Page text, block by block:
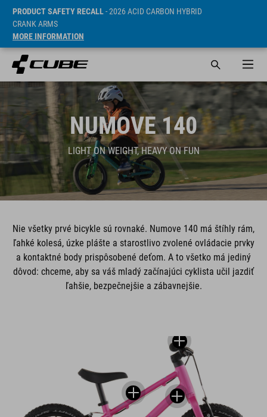
PRODUCT SAFETY RECALL- 2026 ACID CARBON HYBRID
CRANK ARMS
MORE INFORMATION
NUMOVE 140
LIGHT ON WEIGHT, HEAVY ON FUN
Nie všetky prvé bicykle sú rovnaké. Numove 140 má štíhly rám,
ľahké kolesá, úzke plášte a starostlivo zvolené ovládacie prvky
a kontaktné body prispôsobené deťom. A to všetko má jediný
dôvod: chceme, aby sa váš mladý začínajúci cyklista učil jazdiť
ľahšie, bezpečnejšie a zábavnejšie.